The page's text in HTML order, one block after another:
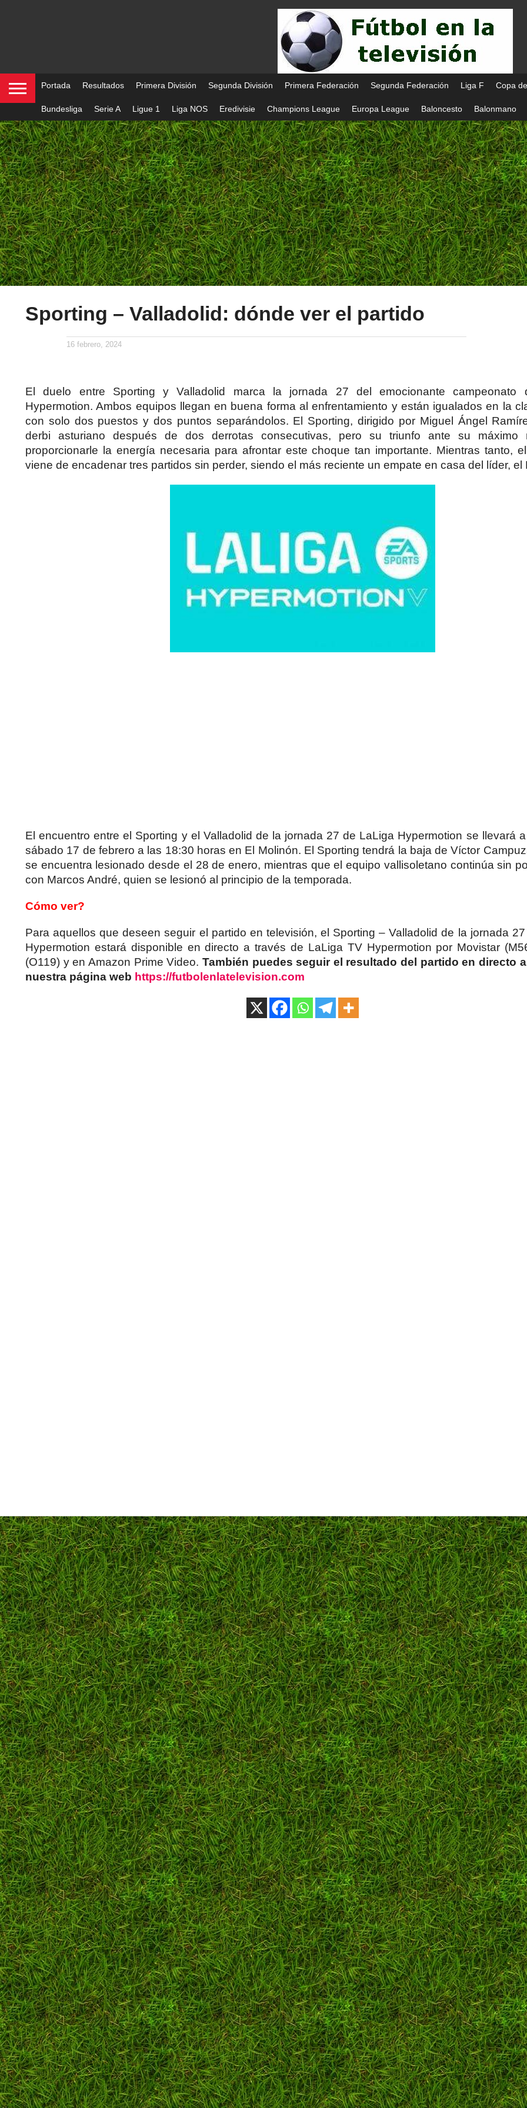
Portada Resultados Primera División Segunda División Primera Federación Segunda Federación Liga F Copa
Bundesliga Serie A Ligue 1 Liga NOS Eredivisie Champions League Europa League Baloncesto Balonmano
Sporting – Valladolid: dónde ver el partido
16 febrero, 2024
El duelo entre Sporting y Valladolid marca la jornada 27 del emocionante campeonato
Hypermotion. Ambos equipos llegan en buena forma al enfrentamiento y están igualados en la
con solo dos puestos y dos puntos separándolos. El Sporting, dirigido por Miguel Ángel
derbi asturiano después de dos derrotas consecutivas, pero su triunfo ante su máximo
proporcionarle la energía necesaria para afrontar este choque tan importante. Mientras tanto,
viene de encadenar tres partidos sin perder, siendo el más reciente un empate en casa del líder, el
El encuentro entre el Sporting y el Valladolid de la jornada 27 de LaLiga Hypermotion se llevará
sábado 17 de febrero a las 18:30 horas en El Molinón. El Sporting tendrá la baja de Víctor
se encuentra lesionado desde el 28 de enero, mientras que el equipo vallisoletano continúa sin
con Marcos André, quien se lesionó al principio de la temporada.
Cómo ver?
Para aquellos que deseen seguir el partido en televisión, el Sporting – Valladolid de la jornada
Hypermotion estará disponible en directo a través de LaLiga TV Hypermotion por Movistar
(O119) y en Amazon Prime Video. También puedes seguir el resultado del partido en directo
nuestra página web https://futbolenlatelevision.com